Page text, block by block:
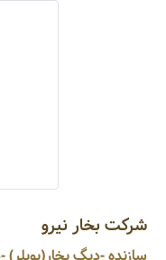
شرکت بخار نیرو